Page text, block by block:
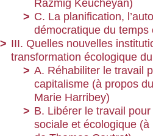
Razmig Keucheyan)
C. La planification,
démocratique du temps
III. Quelles nouvelles
transformation écologique
A. Réhabiliter le travail
capitalisme (à propos
Marie Harribey)
B. Libérer le travail
sociale et écologique